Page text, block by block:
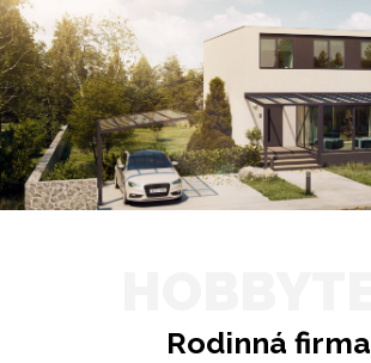
Rodinná firma